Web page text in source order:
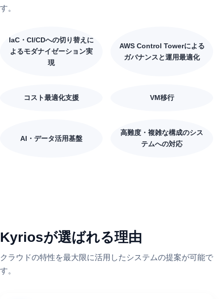
す。
IaC・CI/CDへの切り替えに
よるモダナイゼーション実
現
AWS Control Towerによる
ガバナンスと運用最適化
コスト最適化支援 VM移行
AI・データ活用基盤
高難度・複雑な構成のシス
テムへの対応
Kyriosが選ばれる理由
クラウドの特性を最大限に活用したシステムの提案が可能で
す。